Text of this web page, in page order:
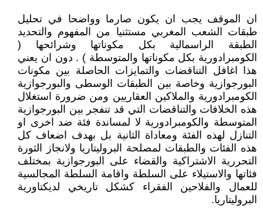
ان الموقف يجب ان يكون صارما وواضحا في تحليل
طبقات الشعب المغربي مستثنيا من المفهوم والتحديد
الطبقة الراسمالية بكل مكوناتها وشرائحها (
الكومبرادورية بكل مكوناتها والمتوسطة ) . دون ان يعني
هذا اغافل التناقضات والتمايزات الحاصلة بين مكونات
البورجوازية وخاصة بين الطبقات الوسطى والبورجوازية
الكومبرادورية والملاكين العقاريين ومن ضرورة استغلال
هذه الخلافات والتناقضات التي قد تنفجر بين البورجوازية
المتوسطة والكومبرادورية لا لمساندة فئة ضد اخرى او
التنازل لهذه الفئة ومعاداة الثانية بل بهدف اضعاف كل
هذه الفئات والطبقات لمصلحة البروليتاريا ولانجاز الثورة
التحررية الاشتراكية والقضاء على البورجوازية بمختلف
فئاتها والاستيلاء على السلطة واقامة السلطة المجالسية
للعمال والفلاحين الفقراء كشكل تاريخي لديكتاورية
البروليتاريا.